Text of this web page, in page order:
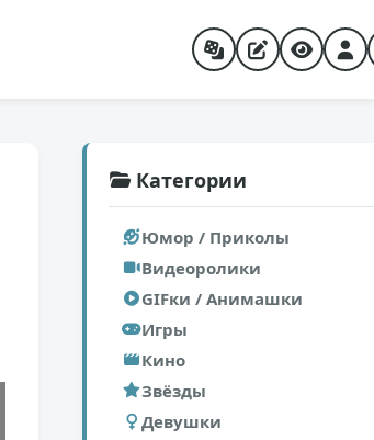
Категории
Юмор / Приколы
Видеоролики
GIFки / Анимашки
Игры
Кино
Звёзды
Девушки